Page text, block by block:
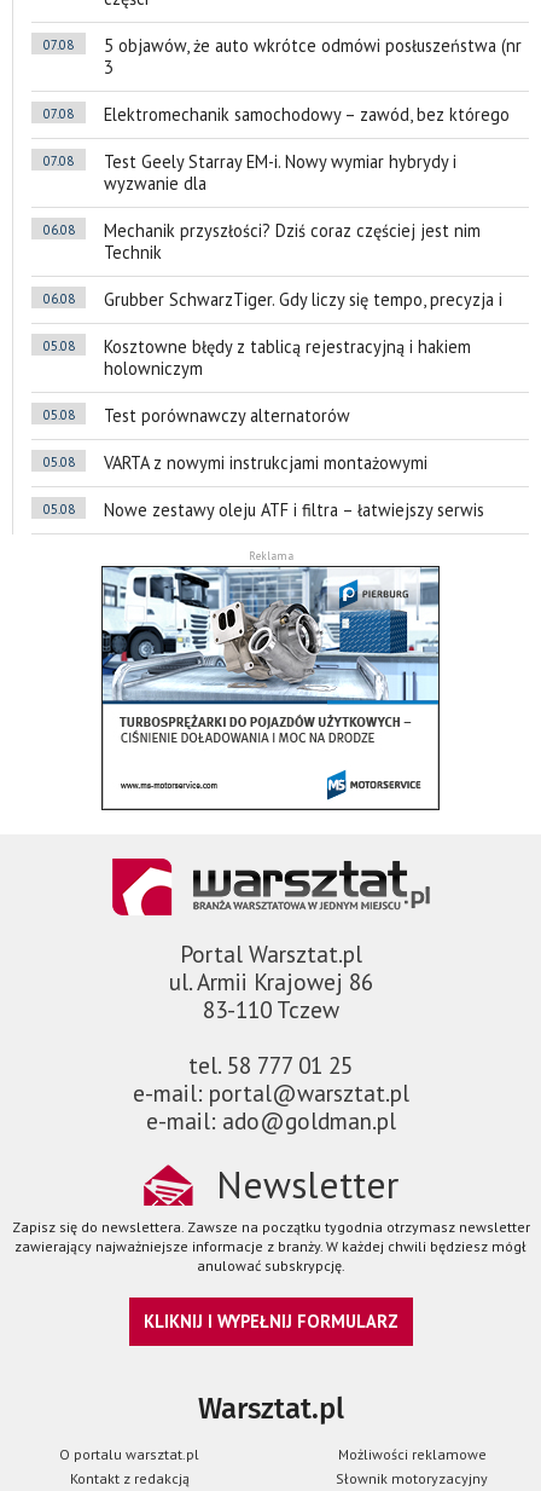
07.08
5 objawów, że auto wkrótce odmówi posłuszeństwa (nr
3
07.08 Elektromechanik samochodowy – zawód, bez którego
07.08
Test Geely Starray EM-i. Nowy wymiar hybrydy i
wyzwanie dla
06.08
Mechanik przyszłości? Dziś coraz częściej jest nim
Technik
06.08 Grubber SchwarzTiger. Gdy liczy się tempo, precyzja i
05.08
Kosztowne błędy z tablicą rejestracyjną i hakiem
holowniczym
05.08 Test porównawczy alternatorów
05.08 VARTA z nowymi instrukcjami montażowymi
05.08 Nowe zestawy oleju ATF i filtra – łatwiejszy serwis
Reklama
Portal Warsztat.pl
ul. Armii Krajowej 86
83-110 Tczew
tel. 58 777 01 25
e-mail: portal@warsztat.pl
e-mail: ado@goldman.pl
Newsletter
Zapisz się do newslettera. Zawsze na początku tygodnia otrzymasz newsletter
zawierający najważniejsze informacje z branży. W każdej chwili będziesz mógł
anulować subskrypcję.
KLIKNIJ I WYPEŁNIJ FORMULARZ
Warsztat.pl
O portalu warsztat.pl
Możliwości reklamowe
Kontakt z redakcją
Słownik motoryzacyjny